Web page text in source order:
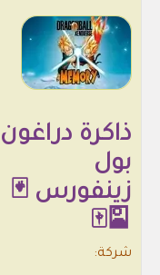
ذاكرة دراغون
بول
زينفورس 🃏
🎴🀄
شركة: